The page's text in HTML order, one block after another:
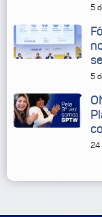
5
5
24